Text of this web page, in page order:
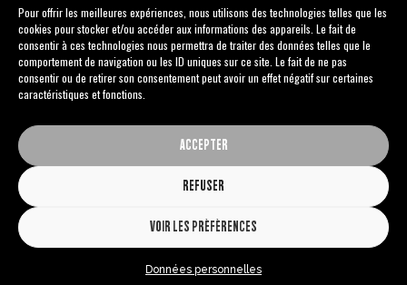
Pour offrir les meilleures expériences, nous utilisons des technologies telles que les
cookies pour stocker et/ou accéder aux informations des appareils. Le fait de
consentir à ces technologies nous permettra de traiter des données telles que le
comportement de navigation ou les ID uniques sur ce site. Le fait de ne pas
consentir ou de retirer son consentement peut avoir un effet négatif sur certaines
caractéristiques et fonctions.
ACCEPTER
REFUSER
VOIR LES PRÉFÉRENCES
Données personnelles
Aucune catégorie
Méta
Connexion
Flux des publications
Flux des commentaires
Site de WordPress-FR
© 2025 MEDIATV